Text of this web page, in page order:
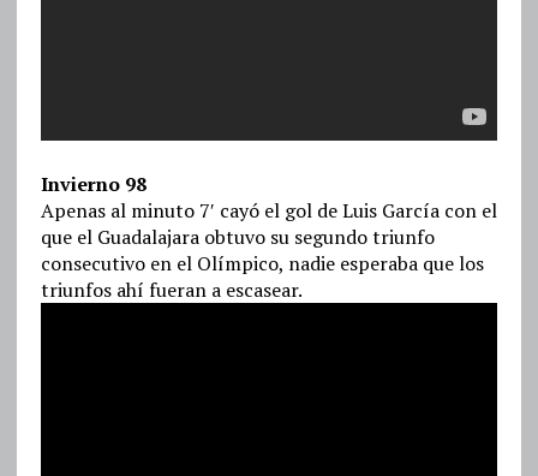
Invierno 98
Apenas al minuto 7′ cayó el gol de Luis García con el
que el Guadalajara obtuvo su segundo triunfo
consecutivo en el Olímpico, nadie esperaba que los
triunfos ahí fueran a escasear.